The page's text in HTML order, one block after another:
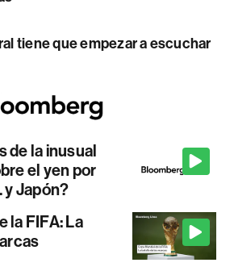
tiene que empezar a escuchar
de la inusual
el yen por
y Japón?
la FIFA: La